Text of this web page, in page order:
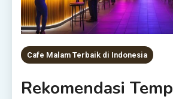
Cafe Malam Terbaik di Indonesia
Rekomendasi